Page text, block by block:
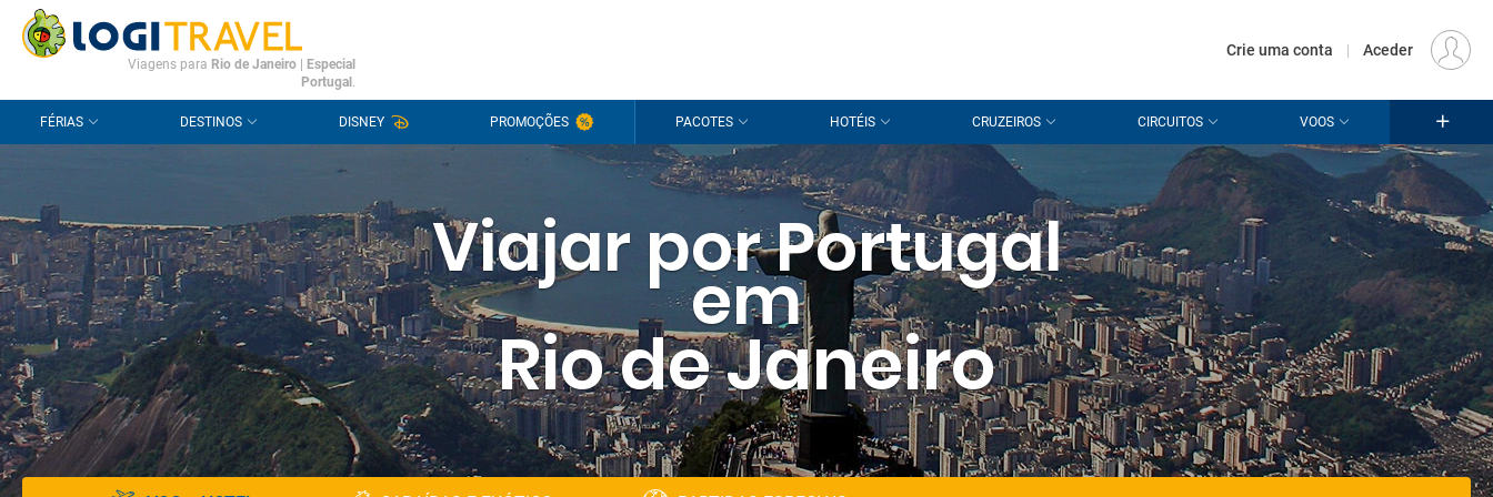
CONTACTO PERGUNTAS FREQUENTES
Viagens para Rio de Janeiro
Especial
Portugal .
Crie uma conta | Aceder
FÉRIAS DESTINOS DISNEY PROMOÇÕES PACOTES HOTÉIS CRUZEIROS CIRCUITOS VOOS
Viajar por Portugal
em
Rio de Janeiro